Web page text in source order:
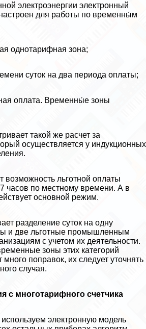
электроэнергии электронный
для работы по временны́м
однотарифная зона;
суток на два периода оплаты;
оплата. Временны́е зоны
такой же расчет за
осуществляется у индукционных
возможность льготной оплаты
часов по местному времени. А в
основной режим.
разделение суток на одну
и две льготные промышленным
с учетом их деятельности.
зоны этих категорий
поправок, их следует уточнять
случая.
с многотарифного счетчика
электронную модель